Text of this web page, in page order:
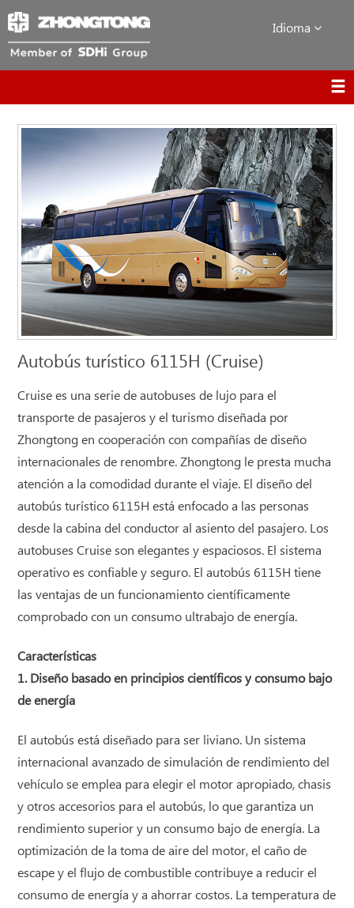
Idioma
Autobús turístico 6115H (Cruise)
Cruise es una serie de autobuses de lujo para el
transporte de pasajeros y el turismo diseñada por
Zhongtong en cooperación con compañías de diseño
internacionales de renombre. Zhongtong le presta mucha
atención a la comodidad durante el viaje. El diseño del
autobús turístico 6115H está enfocado a las personas
desde la cabina del conductor al asiento del pasajero. Los
autobuses Cruise son elegantes y espaciosos. El sistema
operativo es confiable y seguro. El autobús 6115H tiene
las ventajas de un funcionamiento científicamente
comprobado con un consumo ultrabajo de energía.
Características
1. Diseño basado en principios científicos y consumo bajo
de energía
El autobús está diseñado para ser liviano. Un sistema
internacional avanzado de simulación de rendimiento del
vehículo se emplea para elegir el motor apropiado, chasis
y otros accesorios para el autobús, lo que garantiza un
rendimiento superior y un consumo bajo de energía. La
optimización de la toma de aire del motor, el caño de
escape y el flujo de combustible contribuye a reducir el
consumo de energía y a ahorrar costos. La temperatura de